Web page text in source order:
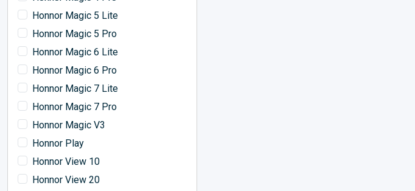
Honnor Magic 5 Lite
Honnor Magic 5 Pro
Honnor Magic 6 Lite
Honnor Magic 6 Pro
Honnor Magic 7 Lite
Honnor Magic 7 Pro
Honnor Magic V3
Honnor Play
Honnor View 10
Honnor View 20